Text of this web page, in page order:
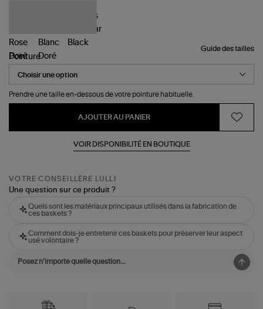
Guide des tailles
Pointure
Prendre une taille en-dessous de votre pointure habituelle.
AJOUTER AU PANIER
VOIR DISPONIBILITÉ EN BOUTIQUE
VOTRE CONSEILLÈRE LULLI
Une question sur ce produit ?
Quels sont les matériaux principaux utilisés dans la fabrication de
ces baskets ?
Comment dois-je entretenir ces baskets pour préserver leur aspect
usé volontaire ?